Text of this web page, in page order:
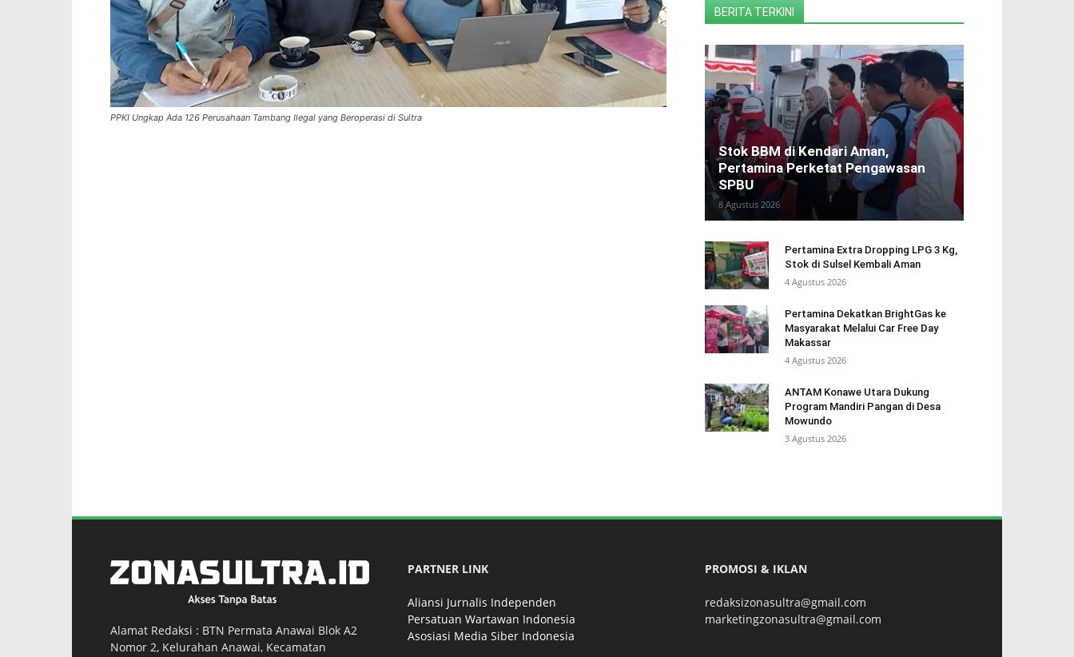
PPKI Ungkap Ada 126 Perusahaan Tambang Ilegal yang Beroperasi di Sultra
BERITA TERKINI
Stok BBM di Kendari Aman,
Pertamina Perketat Pengawasan
SPBU
8 Agustus 2026
Pertamina Extra Dropping LPG 3 Kg,
Stok di Sulsel Kembali Aman
4 Agustus 2026
Pertamina Dekatkan BrightGas ke
Masyarakat Melalui Car Free Day
Makassar
4 Agustus 2026
ANTAM Konawe Utara Dukung
Program Mandiri Pangan di Desa
Mowundo
3 Agustus 2026
Alamat Redaksi : BTN Permata Anawai Blok A2
Nomor 2, Kelurahan Anawai, Kecamatan
PARTNER LINK
Aliansi Jurnalis Independen
Persatuan Wartawan Indonesia
Asosiasi Media Siber Indonesia
PROMOSI & IKLAN
redaksizonasultra@gmail.com
marketingzonasultra@gmail.com